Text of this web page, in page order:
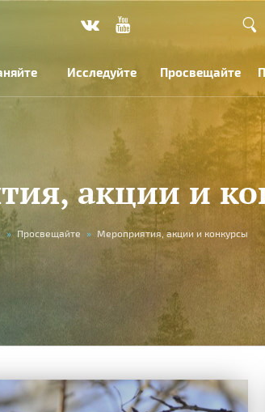
Исследуйте Просвещайте
акции и
» Просвещайте » Мероприятия, акции и конкурсы